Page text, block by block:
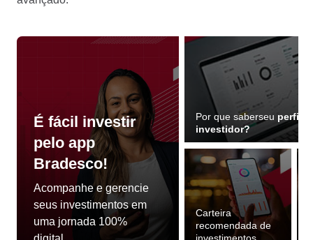
É fácil investir
pelo app
Bradesco!
Acompanhe e gerencie
seus investimentos em
uma jornada 100%
Por que saberseu perfil
investidor?
Carteira
recomendada de